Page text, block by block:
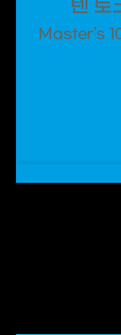
텐 토
Master’s